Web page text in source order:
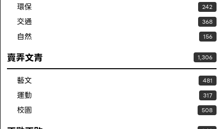
環保 242
交通 368
自然 156
賣弄文青 1,306
藝文 481
運動 317
校園 508